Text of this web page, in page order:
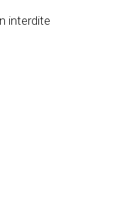
interdite